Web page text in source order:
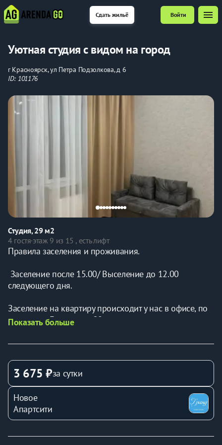
Сдать жильё Войти menu
Уютная студия с видом на город
г Красноярск, ул Петра Подзолкова, д 6
ID: 101176
Студия, 29 м2
4 гостя·этаж 9 из 15 , есть лифт
Правила заселения и проживания.
следующего дня.
Заселение на квартиру происходит у нас в офисе, по
адресу: ул. Батурина д.20 или можно воспользоваться
200 рублей. Время заезда заблаговременно
- Ранний заезд/ поздний выезд согласовывается с
менеджером при бронировании ( услуга платная)
- Обязательное согласование с менеджером,
нахождение домашних животных в квартире (
Взымается двойной страховой депозит на период
Показать больше
3 675 ₽за сутки
Новое
Апартсити